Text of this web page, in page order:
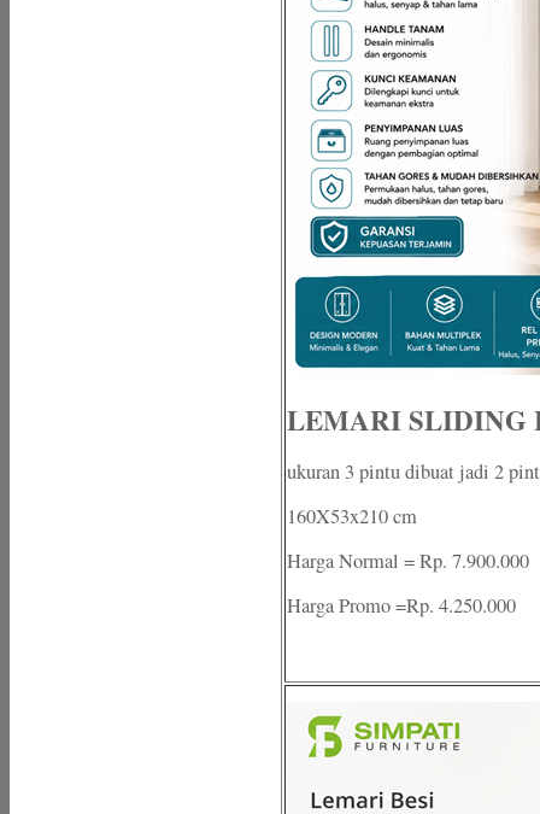
LEMARI SLIDING
ukuran 3 pintu dibuat jadi 2
160X53x210 cm
Harga Normal = Rp. 7.900.000
Harga Promo =Rp. 4.250.000